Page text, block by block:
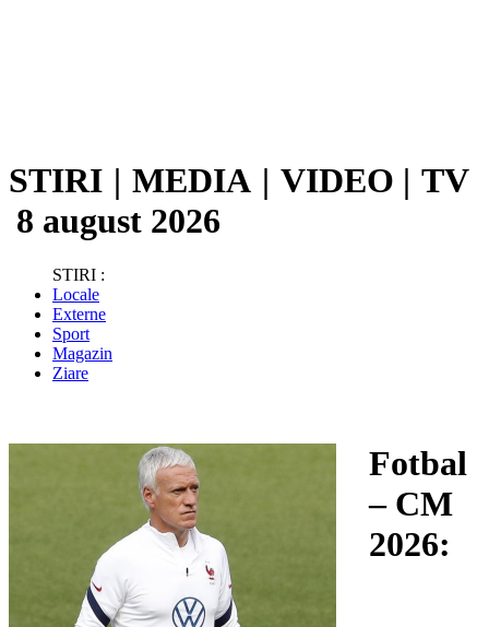
STIRI | MEDIA | VIDEO | TV
8 august 2026
STIRI :
Locale
Externe
Sport
Magazin
Ziare
Fotbal
– CM
2026: